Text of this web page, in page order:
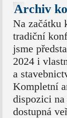
Archiv
Na začátku
tradiční
jsme
2024 i
a
Kompletní
dispozici na
dostupná